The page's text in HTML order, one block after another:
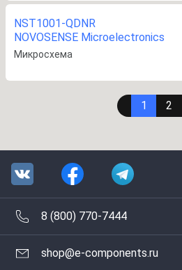
NST1001-QDNR
NOVOSENSE Microelectronics
Микросхема
1 2
8 (800) 770-7444
shop@e-components.ru